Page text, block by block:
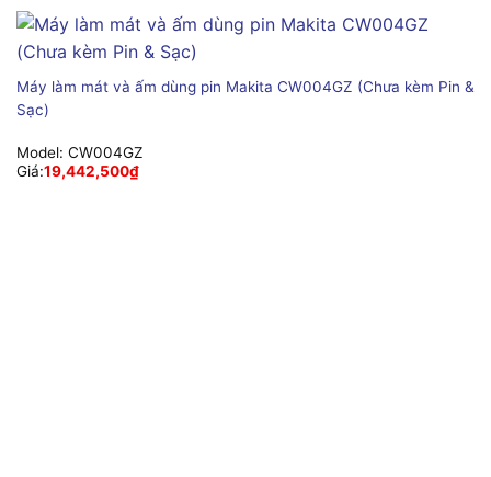
Máy làm mát và ấm dùng pin Makita CW004GZ (Chưa kèm Pin &
Sạc)
Model: CW004GZ
Giá:19,442,500₫